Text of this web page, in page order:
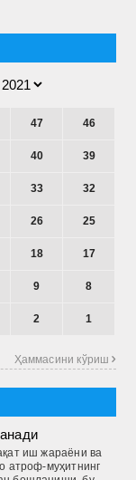
47 46
40 39
33 32
26 25
18 17
9 8
2 1
Ҳаммасини кўриш 
иш жараёни ва
атроф-муҳитнинг